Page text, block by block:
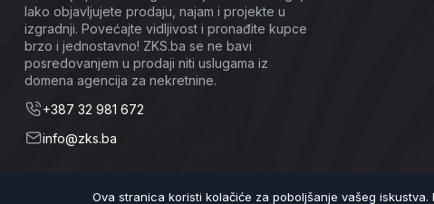
lako objavljujete prodaju, najam i projekte u
izgradnji. Povećajte vidljivost i pronađite kupce
brzo i jednostavno! ZKS.ba se ne bavi
posredovanjem u prodaji niti uslugama iz
domena agencija za nekretnine.
+387 32 981 672
info@zks.ba
Ova stranica koristi kolačiće za poboljšanje vašeg